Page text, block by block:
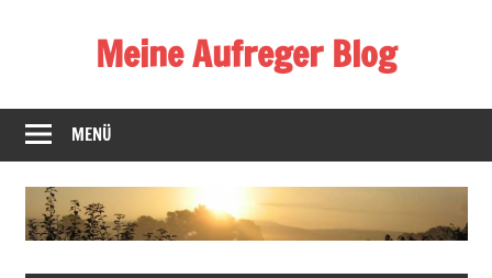
Meine Aufreger Blog
mich
positiv
negativ
aufregt
MENÜ